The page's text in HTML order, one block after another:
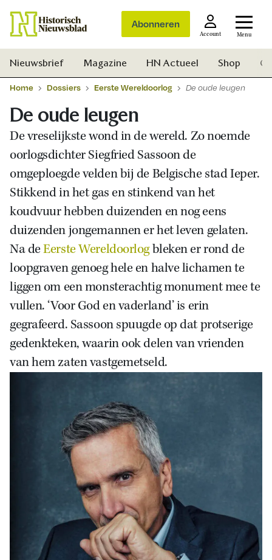
Abonneren
Account Menu
Zoek
Nieuwsbrief Magazine HN Actueel Shop
Home Dossiers Eerste Wereldoorlog De oude leugen
De oude leugen
De vreselijkste wond in de wereld. Zo noemde
oorlogsdichter Siegfried Sassoon de
omgeploegde velden bij de Belgische stad Ieper.
Stikkend in het gas en stinkend van het
koudvuur hebben duizenden en nog eens
duizenden jongemannen er het leven gelaten.
Na deEerste Wereldoorlogbleken er rond de
loopgraven genoeg hele en halve lichamen te
liggen om een monsterachtig monument mee te
vullen. ‘Voor God en vaderland’ is erin
gegrafeerd. Sassoon spuugde op dat protserige
gedenkteken, waarin ook delen van vrienden
van hem zaten vastgemetseld.